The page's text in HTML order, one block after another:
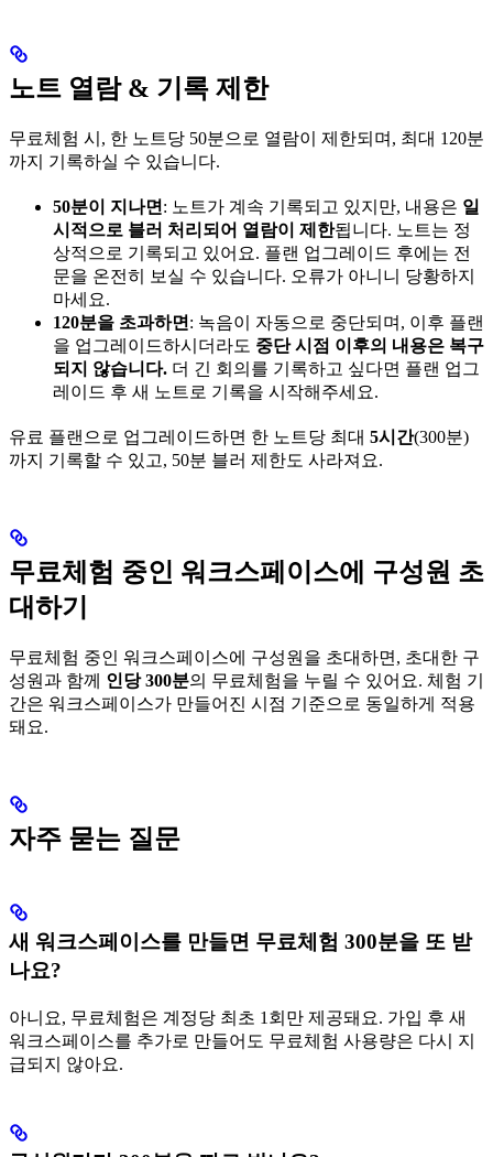
노트 열람 & 기록 제한
무료체험 시, 한 노트당 50분으로 열람이 제한되며, 최대 120분
까지 기록하실 수 있습니다.
50분이 지나면 : 노트가 계속 기록되고 있지만, 내용은 일
시적으로 블러 처리되어 열람이 제한됩니다. 노트는 정
상적으로 기록되고 있어요. 플랜 업그레이드 후에는 전
문을 온전히 보실 수 있습니다. 오류가 아니니 당황하지
마세요.
120분을 초과하면 : 녹음이 자동으로 중단되며, 이후 플랜
을 업그레이드하시더라도 중단 시점 이후의 내용은 복구
되지 않습니다. 더 긴 회의를 기록하고 싶다면 플랜 업그
레이드 후 새 노트로 기록을 시작해주세요.
유료 플랜으로 업그레이드하면 한 노트당 최대 5시간(300분)
까지 기록할 수 있고, 50분 블러 제한도 사라져요.
무료체험 중인 워크스페이스에 구성원 초
대하기
무료체험 중인 워크스페이스에 구성원을 초대하면, 초대한 구
성원과 함께 인당 300분의 무료체험을 누릴 수 있어요. 체험 기
간은 워크스페이스가 만들어진 시점 기준으로 동일하게 적용
돼요.
자주 묻는 질문
새 워크스페이스를 만들면 무료체험 300분을 또 받
나요?
아니요, 무료체험은 계정당 최초 1회만 제공돼요. 가입 후 새
워크스페이스를 추가로 만들어도 무료체험 사용량은 다시 지
급되지 않아요.